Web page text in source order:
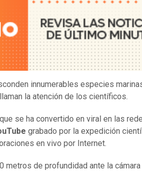
innumerables especies
la atención de los científicos.
que se ha convertido en viral en las
grabado por la expedición
en vivo por Internet.
metros de profundidad ante la